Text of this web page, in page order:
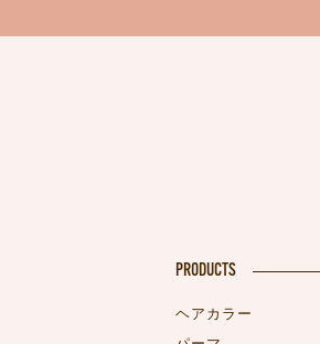
PRODUCTS
ヘアカラー